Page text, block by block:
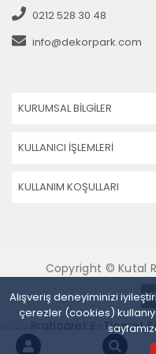
Alışveriş deneyiminizi
çerezler (cookies)
0212 528 30 48
info@dekorpark.com
KURUMSAL BİLGİLER
KULLANICI İŞLEMLERİ
KULLANIM KOŞULLARI
Copyright © Kutal
Proticaret E-Ticaret